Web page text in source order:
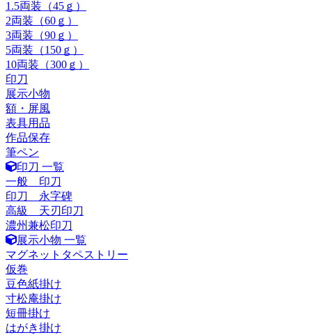
1.5両装（45ｇ）
2両装（60ｇ）
3両装（90ｇ）
5両装（150ｇ）
10両装（300ｇ）
印刀
展示小物
額・屏風
表具用品
作品保存
筆ペン
印刀 一覧
一般 印刀
印刀 永字碑
高級 天刃印刀
濃州兼松印刀
展示小物 一覧
マグネットタペストリー
仮巻
豆色紙掛け
寸松庵掛け
短冊掛け
はがき掛け